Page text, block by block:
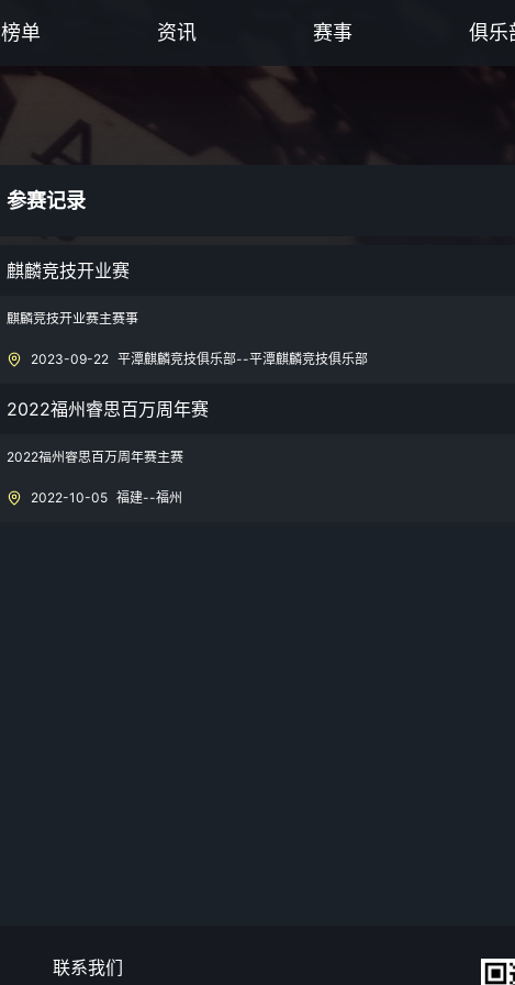
榜单 资讯 赛事 俱乐
参赛记录
麒麟竞技开业赛
麒麟竞技开业赛主赛事
2023-09-22 平潭麒麟竞技俱乐部--平潭麒麟竞技俱乐部
2022福州睿思百万周年赛
2022福州睿思百万周年赛主赛
2022-10-05 福建--福州
联系我们